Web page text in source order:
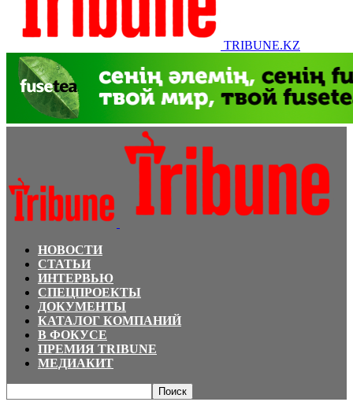
TRIBUNE.KZ
НОВОСТИ
СТАТЬИ
ИНТЕРВЬЮ
СПЕЦПРОЕКТЫ
ДОКУМЕНТЫ
КАТАЛОГ КОМПАНИЙ
В ФОКУСЕ
ПРЕМИЯ TRIBUNE
МЕДИАКИТ